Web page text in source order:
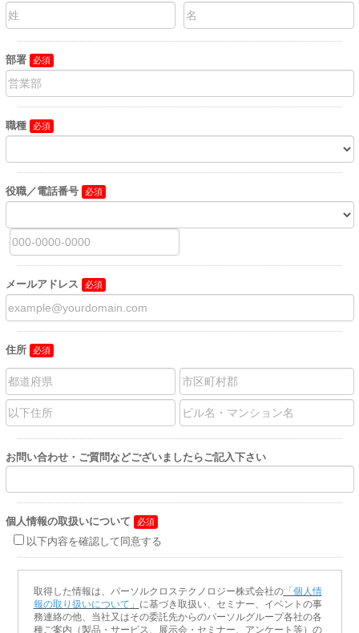
部署
職種
役職／電話番号
メールアドレス
住所
お問い合わせ・ご質問などございましたらご記入下さい
個人情報の取扱いについて
以下内容を確認して同意する
取得した情報は、パーソルクロステクノロジー株式会社の「個人情
報の取り扱いについて」 に基づき取扱い、セミナー、イベントの事
務連絡の他、当社又はその委託先からのパーソルグループ各社の各
種ご案内（製品・サービス、展示会・セミナー、アンケート等）の